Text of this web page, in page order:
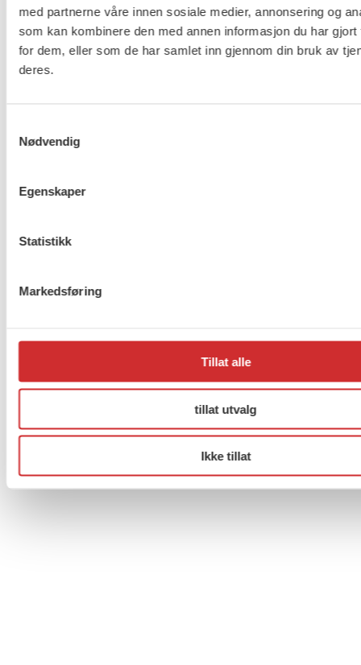
med partnerne våre innen sosiale medier, annonsering og
som kan kombinere den med annen informasjon du har gjort
for dem, eller som de har samlet inn gjennom din bruk av
deres.
Nødvendig
Egenskaper
Statistikk
Markedsføring
Tillat alle
tillat utvalg
Ikke tillat
kontor@fo.no
+47 919 19 916
Fakturaadresser til FO sentralt og FOs avdelinger